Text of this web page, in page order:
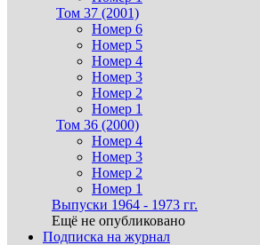
Том 37 (2001)
Номер 6
Номер 5
Номер 4
Номер 3
Номер 2
Номер 1
Том 36 (2000)
Номер 4
Номер 3
Номер 2
Номер 1
Выпуски 1964 - 1973 гг.
Ещё не опубликовано
Подписка на журнал